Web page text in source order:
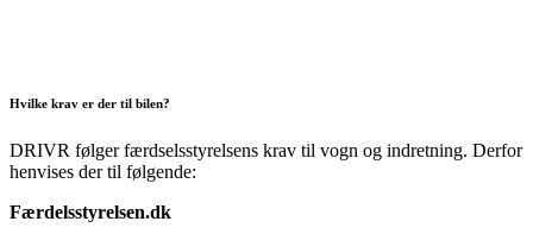
Hvilke krav er der til bilen?
DRIVR følger færdselsstyrelsens krav til vogn og indretning. Derfor
henvises der til følgende:
Færdelsstyrelsen.dk